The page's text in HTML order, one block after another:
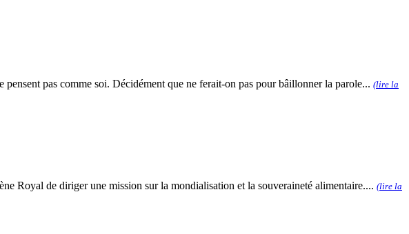
pas comme soi. Décidément que ne ferait-on pas pour bâillonner la parole... (lire la
Royal de diriger une mission sur la mondialisation et la souveraineté alimentaire.... (lire la